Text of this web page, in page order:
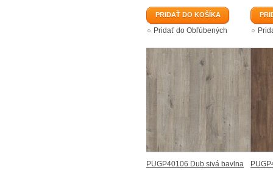
PRIDAŤ DO KOŠÍKA
Pridať do Obľúbených
PUGP40106 Dub sivá bavlna